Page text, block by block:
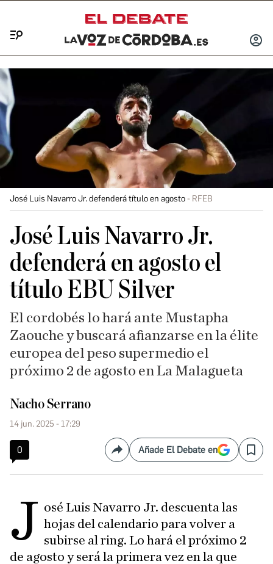
INICIAR
José Luis Navarro Jr. defenderá título en agosto RFEB
José Luis Navarro Jr.
defenderá en agosto el
título EBU Silver
El cordobés lo hará ante Mustapha
Zaouche y buscará afianzarse en la élite
europea del peso supermedio el
próximo 2 de agosto en La Malagueta
Nacho Serrano
14 jun. 2025 - 17:29
0 CompartirAñade El Debate en Save
J osé Luis Navarro Jr. descuenta las
hojas del calendario para volver a
subirse al ring. Lo hará el próximo 2
de agosto y será la primera vez en la que